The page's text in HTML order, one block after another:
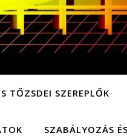
TŐZSDEI SZEREPLŐK
SZABÁLYOZÁS